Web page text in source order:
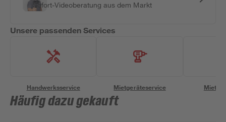
Sofort-Videoberatung aus dem Markt
Unsere passenden Services
Handwerksservice Mietgeräteservice
Häufig dazu gekauft